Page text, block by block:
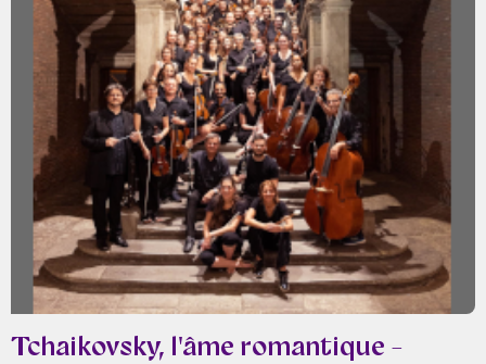
Tchaikovsky, l'âme romantique -